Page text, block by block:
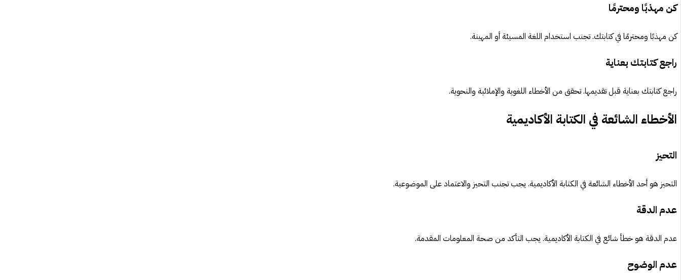
كن مهذبًا ومحترمًا
كن مهذبًا ومحترمًا في كتابتك. تجنب استخدام اللغة المسيئة أو المهينة.
راجع كتابتك بعناية
راجع كتابتك بعناية قبل تقديمها. تحقق من الأخطاء اللغوية والإملائية والنحوية.
الأخطاء الشائعة في الكتابة الأكاديمية
التحيز
التحيز هو أحد الأخطاء الشائعة في الكتابة الأكاديمية. يجب تجنب التحيز والاعتماد على الموضوعية.
عدم الدقة
عدم الدقة هو خطأ شائع في الكتابة الأكاديمية. يجب التأكد من صحة المعلومات المقدمة.
عدم الوضوح